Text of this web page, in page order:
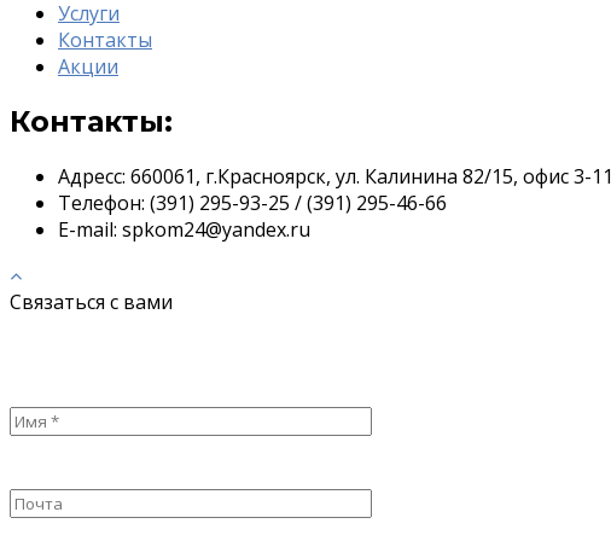
Услуги
Контакты
Акции
Контакты:
Адресс: 660061, г.Красноярск, ул. Калинина 82/15, офис 3-11
Телефон: (391) 295-93-25 / (391) 295-46-66
E-mail: spkom24@yandex.ru
Связаться с вами